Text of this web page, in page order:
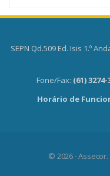
SEPN Qd.509 Ed. Isis 1.º
Fone/Fax: (61)
Horário de
© 2026 -